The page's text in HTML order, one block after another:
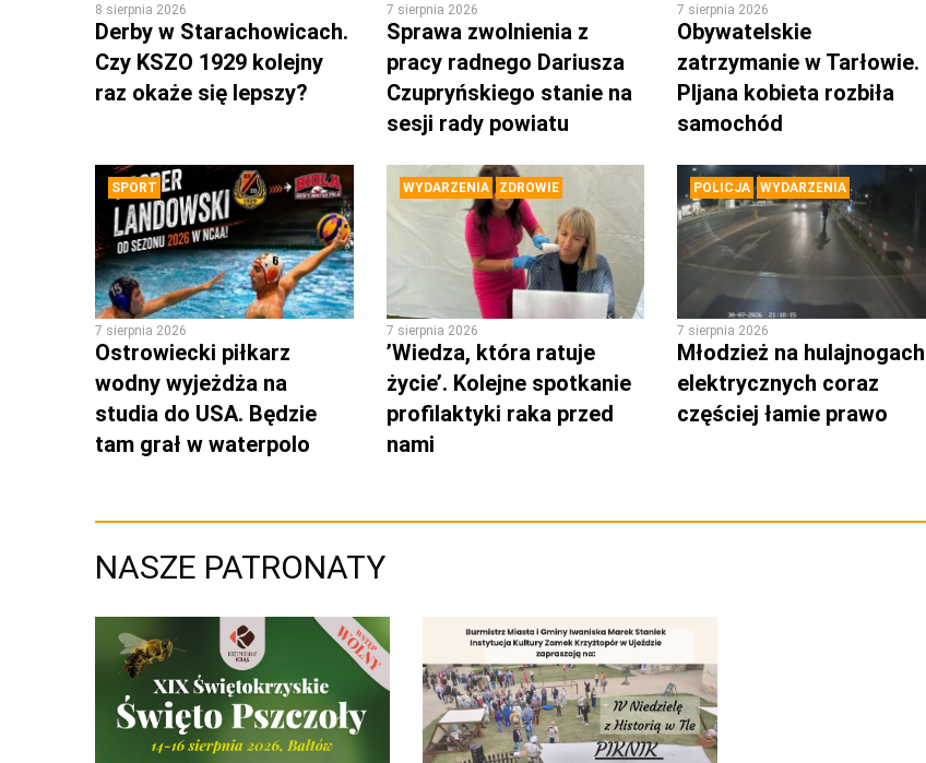
8 sierpnia 2026
Derby w Starachowicach.
Czy KSZO 1929 kolejny
raz okaże się lepszy?
7 sierpnia 2026
Sprawa zwolnienia z
pracy radnego Dariusza
Czupryńskiego stanie na
sesji rady powiatu
7 sierpnia 2026
Obywatelskie
zatrzymanie w Tarłowie.
PIjana kobieta rozbiła
samochód
SPORT
7 sierpnia 2026
Ostrowiecki piłkarz
wodny wyjeżdża na
studia do USA. Będzie
tam grał w waterpolo
WYDARZENIA ZDROWIE
7 sierpnia 2026
’Wiedza, która ratuje
życie’. Kolejne spotkanie
profilaktyki raka przed
nami
POLICJA WYDARZENIA
7 sierpnia 2026
Młodzież na hulajnogach
elektrycznych coraz
częściej łamie prawo
NASZE PATRONATY